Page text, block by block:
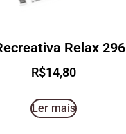
Relax 296
R$14,80
Ler mais